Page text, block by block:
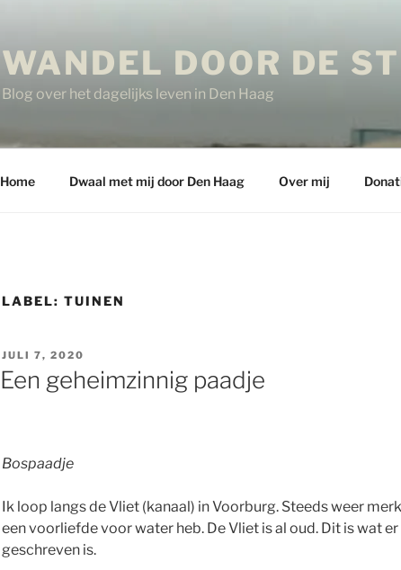
WANDEL DOOR DE
Blog over het dagelijks leven in Den Haag
Home Dwaal met mij door Den Haag Over mij
LABEL: TUINEN
GEPLAATST
OP
JULI 7, 2020
Een geheimzinnig paadje
Bospaadje
Ik loop langs de Vliet (kanaal) in Voorburg. Steeds weer
een voorliefde voor water heb. De Vliet is al oud. Dit is wat
geschreven is.